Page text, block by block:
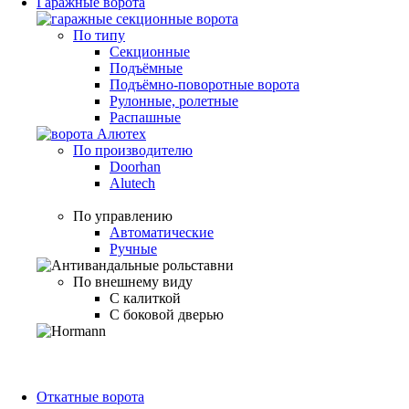
По типу
Секционные
Подъёмные
Подъёмно-поворотные ворота
Рулонные, ролетные
Распашные
По производителю
Doorhan
Alutech
По управлению
Автоматические
Ручные
По внешнему виду
С калиткой
С боковой дверью
Откатные ворота